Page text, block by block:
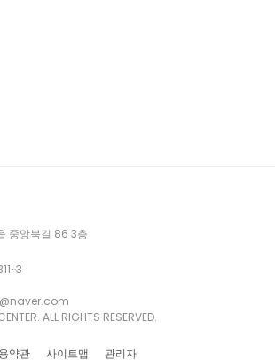
약관 사이트맵 관리자
중앙북길 86 3층
ALL RIGHTS RESERVED.